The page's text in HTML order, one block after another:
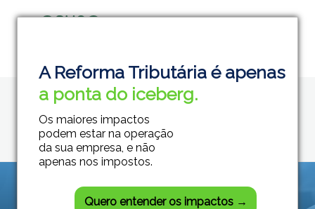
A Reforma Tributária é apenas
a ponta do iceberg.
Os maiores impactos
podem estar na operação
da sua empresa, e não
apenas nos impostos.
Quero entender os impactos →
Grupo Módulos
Sistemas Contábeis e Empresariais
Posts tagged:
reforma tributaria